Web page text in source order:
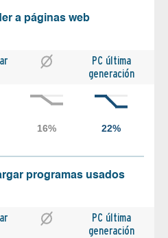
a páginas web
PC última
generación
programas usados
PC última
generación